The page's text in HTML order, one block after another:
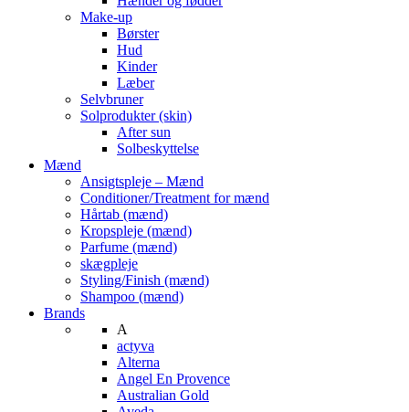
Make-up
Børster
Hud
Kinder
Læber
Selvbruner
Solprodukter (skin)
After sun
Solbeskyttelse
Mænd
Ansigtspleje – Mænd
Conditioner/Treatment for mænd
Hårtab (mænd)
Kropspleje (mænd)
Parfume (mænd)
skægpleje
Styling/Finish (mænd)
Shampoo (mænd)
Brands
A
actyva
Alterna
Angel En Provence
Australian Gold